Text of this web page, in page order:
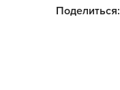
Поделиться: